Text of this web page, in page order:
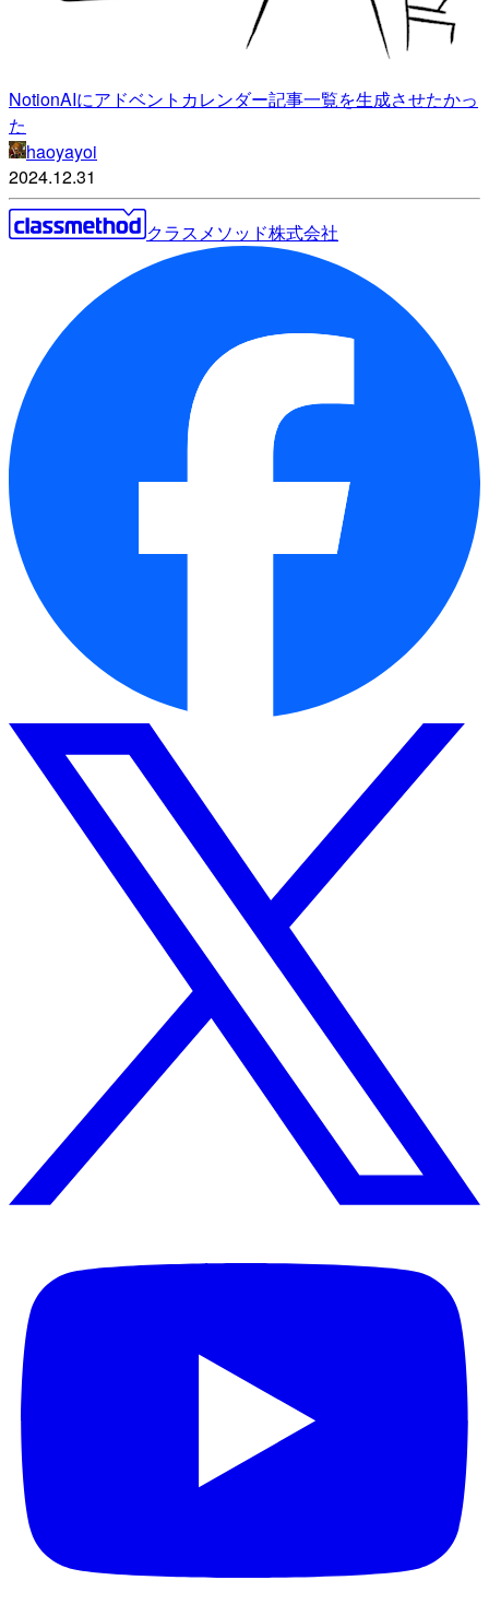
NotionAIにアドベントカレンダー記事一覧を生成させたかっ
た
haoyayoi
2024.12.31
クラスメソッド株式会社